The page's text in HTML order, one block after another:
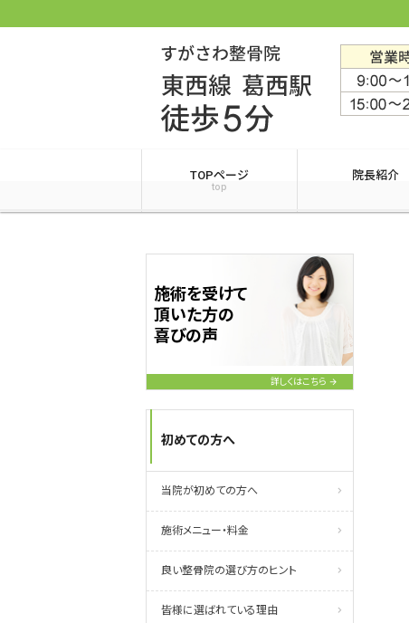
TOPページ
top
院長紹介
施術を受けて
頂いた方の
喜びの声
詳しくはこちら
初めての方へ
当院が初めての方へ
施術メニュー・料金
良い整骨院の選び方のヒント
皆様に選ばれている理由